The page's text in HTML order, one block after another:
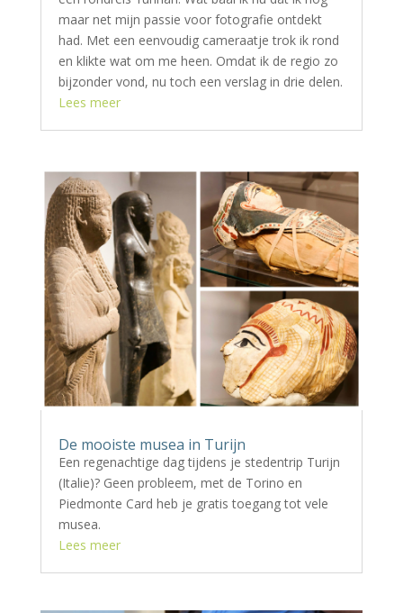
maar net mijn passie voor fotografie ontdekt
had. Met een eenvoudig cameraatje trok ik rond
en klikte wat om me heen. Omdat ik de regio zo
bijzonder vond, nu toch een verslag in drie delen.
Lees meer
De mooiste musea in Turijn
Een regenachtige dag tijdens je stedentrip Turijn
(Italie)? Geen probleem, met de Torino en
Piedmonte Card heb je gratis toegang tot vele
musea.
Lees meer